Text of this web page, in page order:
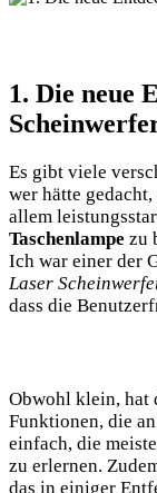
1. Die neue
Es gibt viele
wer hätte
allem
Taschenlampe zu
Ich war ‌einer der
Laser
dass die
Obwohl‍ klein, hat
Funktionen, die
einfach, die
zu erlernen.
das in einiger